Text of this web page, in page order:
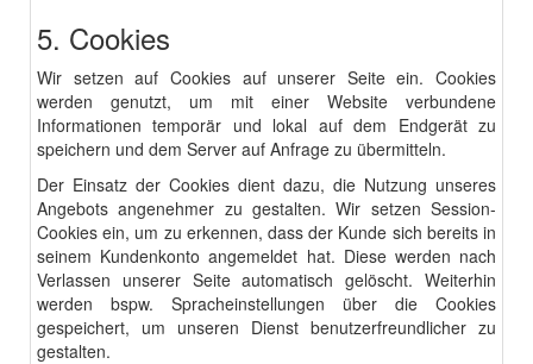
5. Cookies
Wir setzen auf Cookies auf unserer Seite ein. Cookies
werden genutzt, um mit einer Website verbundene
Informationen temporär und lokal auf dem Endgerät zu
speichern und dem Server auf Anfrage zu übermitteln.
Der Einsatz der Cookies dient dazu, die Nutzung unseres
Angebots angenehmer zu gestalten. Wir setzen Session-
Cookies ein, um zu erkennen, dass der Kunde sich bereits in
seinem Kundenkonto angemeldet hat. Diese werden nach
Verlassen unserer Seite automatisch gelöscht. Weiterhin
werden bspw. Spracheinstellungen über die Cookies
gespeichert, um unseren Dienst benutzerfreundlicher zu
gestalten.